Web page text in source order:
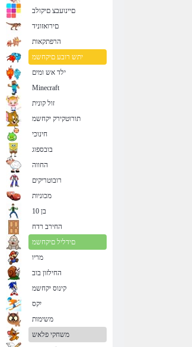
םיינועבצ םיקולב
םירואזוניד
הרפתקאות
יתש רובע םיקחשמ
ילד אש ומים
Minecraft
זול קונית
תורוטקירק יקחשמ
חינוכי
בובספוג
החווה
רובוטריקים
מכוניות
בן 10
החירב רדח
םידליל םיקחשמ
מריו
החילזון בוב
קינוס יקחשמ
יִקס
משימות
משחקי פלאש